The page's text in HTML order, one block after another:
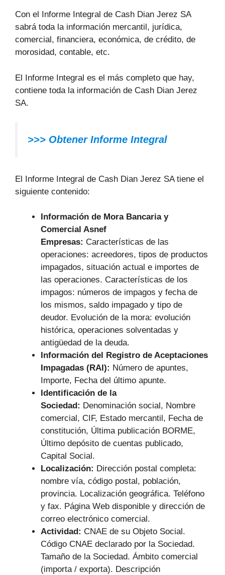
Con el Informe Integral de Cash Dian Jerez SA
sabrá toda la información mercantil, jurídica,
comercial, financiera, económica, de crédito, de
morosidad, contable, etc.
El Informe Integral es el más completo que hay,
contiene toda la información de Cash Dian Jerez
SA.
>>> Obtener Informe Integral
El Informe Integral de Cash Dian Jerez SA tiene el
siguiente contenido:
Información de Mora Bancaria y
Comercial Asnef
Empresas: Características de las
operaciones: acreedores, tipos de productos
impagados, situación actual e importes de
las operaciones. Características de los
impagos: números de impagos y fecha de
los mismos, saldo impagado y tipo de
deudor. Evolución de la mora: evolución
histórica, operaciones solventadas y
antigüedad de la deuda.
Información del Registro de Aceptaciones
Impagadas (RAI): Número de apuntes,
Importe, Fecha del último apunte.
Identificación de la
Sociedad: Denominación social, Nombre
comercial, CIF, Estado mercantil, Fecha de
constitución, Última publicación BORME,
Último depósito de cuentas publicado,
Capital Social.
Localización: Dirección postal completa:
nombre vía, código postal, población,
provincia. Localización geográfica. Teléfono
y fax. Página Web disponible y dirección de
correo electrónico comercial.
Actividad: CNAE de su Objeto Social.
Código CNAE declarado por la Sociedad.
Tamaño de la Sociedad. Ámbito comercial
(importa / exporta). Descripción